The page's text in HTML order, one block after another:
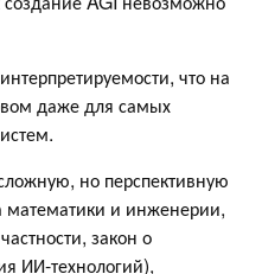
что на
даже для самых
но перспективную
и инженерии,
закон о
ИИ-технологий),